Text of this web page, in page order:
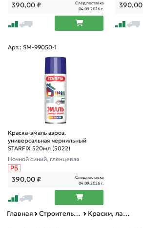
390,00₽
След.поставка
04.09.2026 г.
390,00
Арт.: SM-99050-1
Краска-эмаль аэроз.
универсальная чернильный
STARFIX 520мл (5022)
Ночной синий, глянцевая
390,00₽
След.поставка
04.09.2026 г.
Главная Строительные и отделочные материалы Краски, лаки, грунтовки аэрозольные